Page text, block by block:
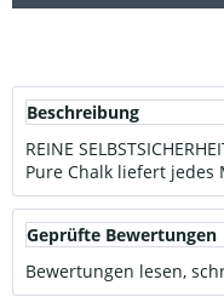
Beschreibung
REINE
Pure Chalk liefert jedes
Geprüfte Bewertungen
Bewertungen lesen,